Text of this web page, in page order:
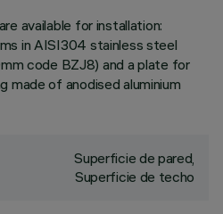
available for installation:
in AISI304 stainless steel
code BZJ8) and a plate for
made of anodised aluminium
Superficie de pared,
Superficie de techo